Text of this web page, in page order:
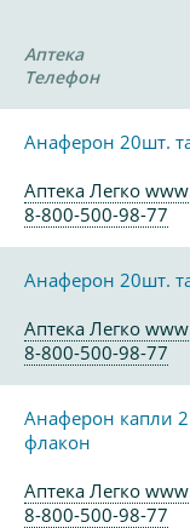
Аптека
Телефон
Анаферон 20шт.
Аптека Легко
8-800-500-98-77
Анаферон 20шт.
Аптека Легко
8-800-500-98-77
Анаферон капли
флакон
Аптека Легко
8-800-500-98-77